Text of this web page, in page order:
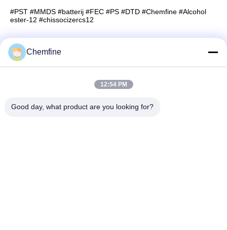
#PST #MMDS #batterij #FEC #PS #DTD #Chemfine #Alcohol
ester-12 #chissocizercs12
Zaal 924, Road van No.813 Yinxiu, Wuxi-Stad, Jiangsu,
Chemfine
12:54 PM
Good day, what product are you looking for?